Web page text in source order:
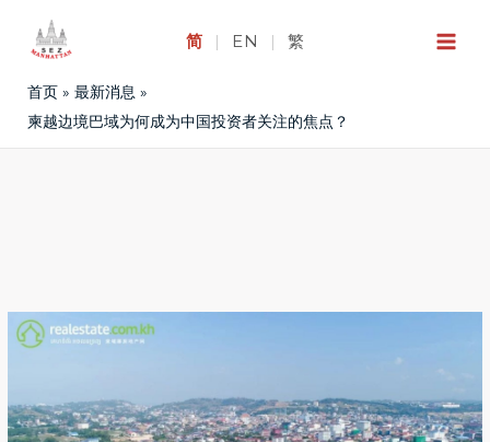
简 | EN | 繁
首页
最新消息
柬越边境巴域为何成为中国投资者关注的焦点？